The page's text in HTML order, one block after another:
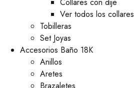
Ver todos los collares
Tobilleras
Set Joyas
Accesorios Baño 18K
Anillos
Aretes